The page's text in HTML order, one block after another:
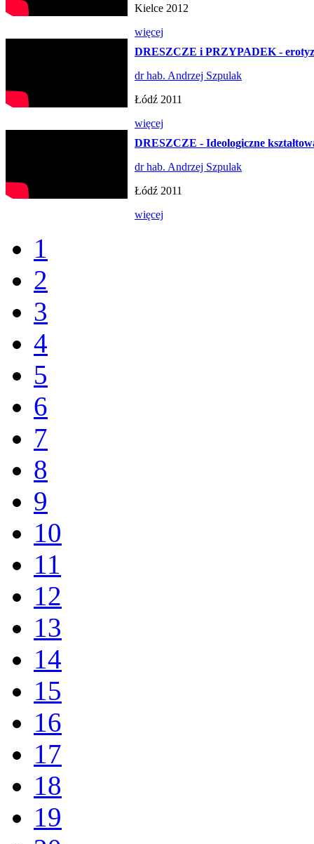
Kielce 2012
więcej
DRESZCZE i PRZYPADEK -
dr hab. Andrzej Szpulak
Łódź 2011
więcej
DRESZCZE - Ideologiczne
dr hab. Andrzej Szpulak
Łódź 2011
więcej
1
2
3
4
5
6
7
8
9
10
11
12
13
14
15
16
17
18
19